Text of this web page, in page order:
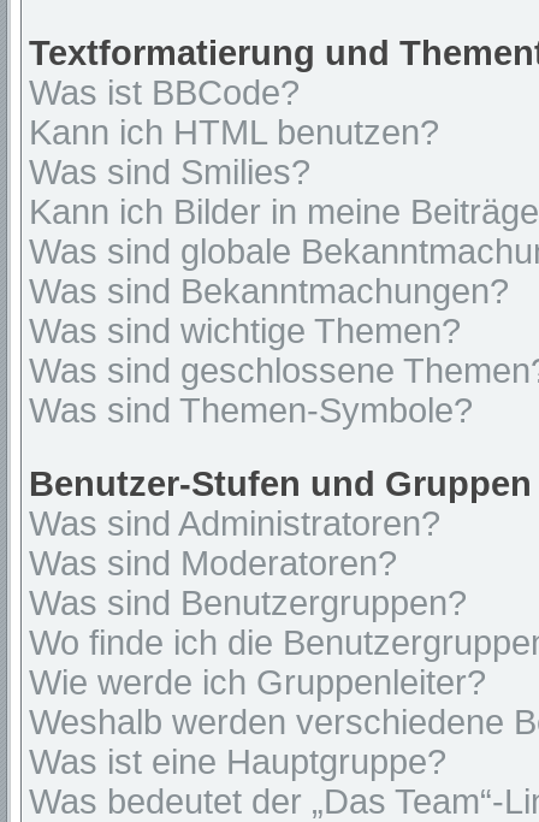
Textformatierung und
Was ist BBCode?
Kann ich HTML benutzen?
Was sind Smilies?
Kann ich Bilder in meine
Was sind globale
Was sind Bekanntmachungen?
Was sind wichtige Themen?
Was sind geschlossene
Was sind Themen-Symbole?
Benutzer-Stufen und Gruppen
Was sind Administratoren?
Was sind Moderatoren?
Was sind Benutzergruppen?
Wo finde ich die
Wie werde ich Gruppenleiter?
Weshalb werden verschiedene
Was ist eine Hauptgruppe?
Was bedeutet der „Das Team“-